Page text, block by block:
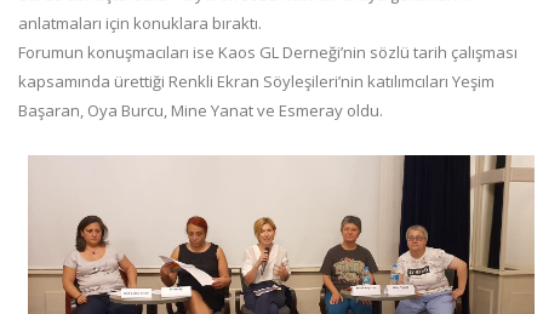
anlatmaları için konuklara bıraktı.
Forumun konuşmacıları ise Kaos GL Derneği’nin sözlü tarih çalışması
kapsamında ürettiği Renkli Ekran Söyleşileri’nin katılımcıları Yeşim
Başaran, Oya Burcu, Mine Yanat ve Esmeray oldu.